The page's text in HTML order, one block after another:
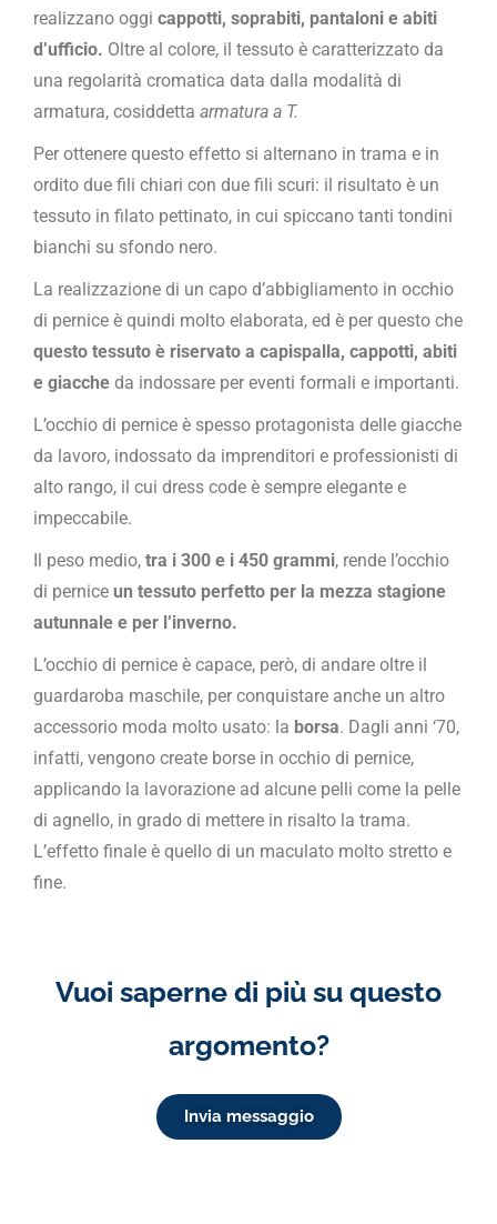
realizzano oggi cappotti, soprabiti, pantaloni e abiti
d’ufficio. Oltre al colore, il tessuto è caratterizzato da
una regolarità cromatica data dalla modalità di
armatura, cosiddetta armatura a T.
Per ottenere questo effetto si alternano in trama e in
ordito due fili chiari con due fili scuri: il risultato è un
tessuto in filato pettinato, in cui spiccano tanti tondini
bianchi su sfondo nero.
La realizzazione di un capo d’abbigliamento in occhio
di pernice è quindi molto elaborata, ed è per questo che
questo tessuto è riservato a capispalla, cappotti, abiti
e giacche da indossare per eventi formali e importanti.
L’occhio di pernice è spesso protagonista delle giacche
da lavoro, indossato da imprenditori e professionisti di
alto rango, il cui dress code è sempre elegante e
impeccabile.
Il peso medio, tra i 300 e i 450 grammi, rende l’occhio
di pernice un tessuto perfetto per la mezza stagione
autunnale e per l’inverno.
L’occhio di pernice è capace, però, di andare oltre il
guardaroba maschile, per conquistare anche un altro
accessorio moda molto usato: la borsa. Dagli anni ‘70,
infatti, vengono create borse in occhio di pernice,
applicando la lavorazione ad alcune pelli come la pelle
di agnello, in grado di mettere in risalto la trama.
L’effetto finale è quello di un maculato molto stretto e
fine.
Vuoi saperne di più su questo
argomento?
Invia messaggio